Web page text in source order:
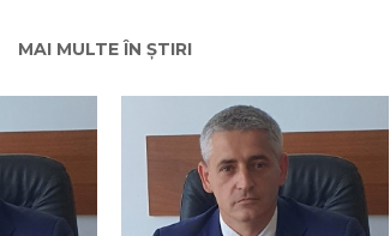
MAI MULTE ÎN ȘTIRI